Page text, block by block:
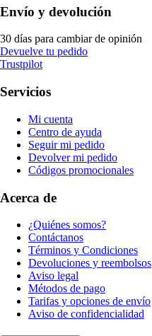
Envío y devolución
30 días para cambiar de opinión
Devuelve tu pedido
Trustpilot
Servicios
Mi cuenta
Centro de ayuda
Seguir mi pedido
Devolver mi pedido
Códigos promocionales
Acerca de
¿Quiénes somos?
Contáctanos
Términos y Condiciones
Devoluciones y reembolsos
Aviso legal
Métodos de pago
Tarifas y opciones de envío
Aviso de confidencialidad